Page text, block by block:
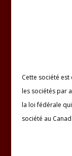
Cette société
les sociétés par
la loi fédérale
société au